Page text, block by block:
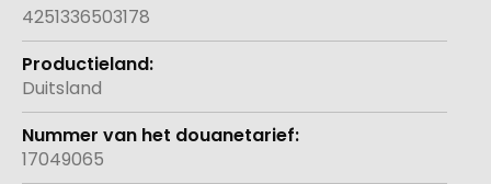
4251336503178
Duitsland
17049065